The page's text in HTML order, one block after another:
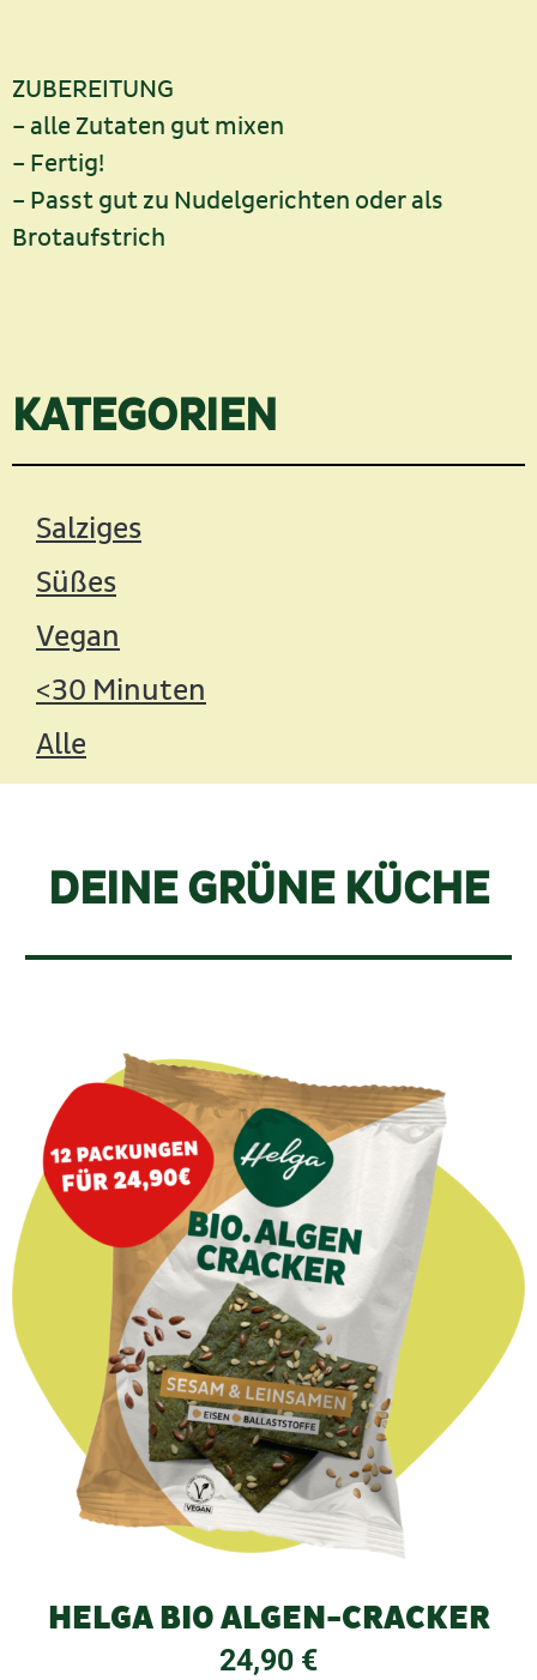
ZUBEREITUNG
– alle Zutaten gut mixen
– Fertig!
– Passt gut zu Nudelgerichten oder als
Brotaufstrich
KATEGORIEN
Salziges
Süßes
Vegan
<30 Minuten
Alle
DEINE GRÜNE KÜCHE
HELGA BIO ALGEN-CRACKER
24,90 €